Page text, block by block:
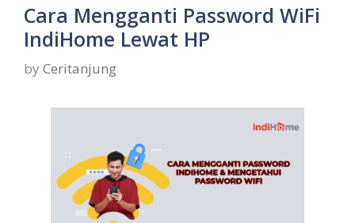
Cara Mengganti Password WiFi
IndiHome Lewat HP
by Ceritanjung